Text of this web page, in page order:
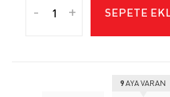
- + SEPETE
9AYA VARAN